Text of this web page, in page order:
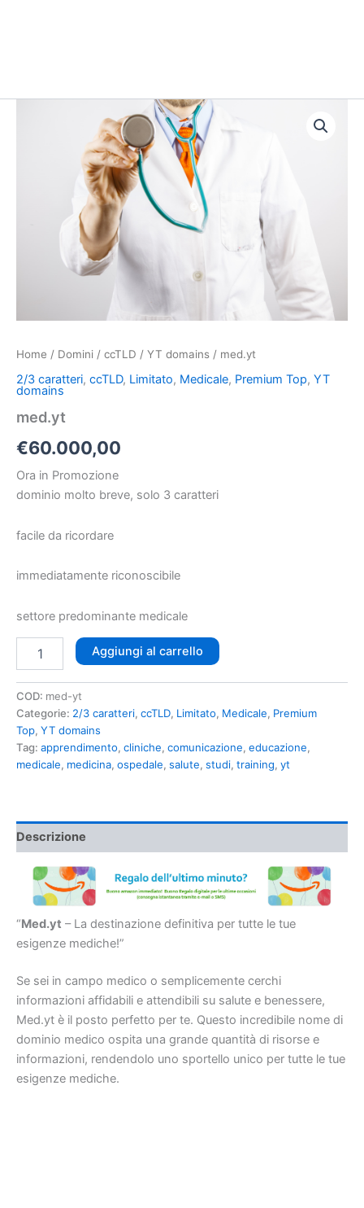
Home / Domini / ccTLD / YT domains / med.yt
2/3 caratteri, ccTLD, Limitato, Medicale, Premium Top, YT
domains
med.yt
€60.000,00
Ora in Promozione
dominio molto breve, solo 3 caratteri
facile da ricordare
immediatamente riconoscibile
settore predominante medicale
Aggiungi al carrello
COD: med-yt
Categorie: 2/3 caratteri, ccTLD, Limitato, Medicale, Premium
Top, YT domains
Tag: apprendimento, cliniche, comunicazione, educazione,
medicale, medicina, ospedale, salute, studi, training, yt
Descrizione
“Med.yt – La destinazione definitiva per tutte le tue
esigenze mediche!”
Se sei in campo medico o semplicemente cerchi
informazioni affidabili e attendibili su salute e benessere,
Med.yt è il posto perfetto per te. Questo incredibile nome di
dominio medico ospita una grande quantità di risorse e
informazioni, rendendolo uno sportello unico per tutte le tue
esigenze mediche.